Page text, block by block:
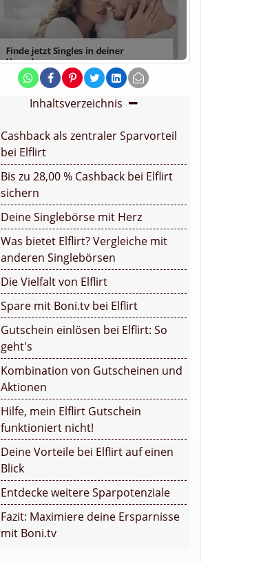
Inhaltsverzeichnis
Cashback als zentraler Sparvorteil
bei Elflirt
Bis zu 28,00 % Cashback bei Elflirt
sichern
Deine Singlebörse mit Herz
Was bietet Elflirt? Vergleiche mit
anderen Singlebörsen
Die Vielfalt von Elflirt
Spare mit Boni.tv bei Elflirt
Gutschein einlösen bei Elflirt: So
geht's
Kombination von Gutscheinen und
Aktionen
Hilfe, mein Elflirt Gutschein
funktioniert nicht!
Deine Vorteile bei Elflirt auf einen
Blick
Entdecke weitere Sparpotenziale
Fazit: Maximiere deine Ersparnisse
mit Boni.tv